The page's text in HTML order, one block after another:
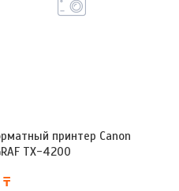
принтер Canon
TX-4200
₸